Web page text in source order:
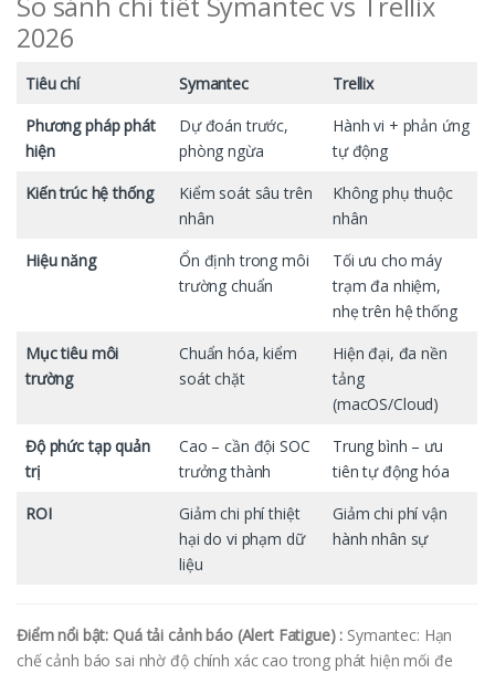
2026
Tiêu chí Symantec
Trellix
Phương pháp phát
hiện
Dự đoán trước,
phòng ngừa
Hành vi + phản ứng
tự động
Kiến trúc hệ thống
Kiểm soát sâu trên
nhân
Không phụ thuộc
nhân
Hiệu năng
Ổn định trong môi
trường chuẩn
Tối ưu cho máy
trạm đa nhiệm,
nhẹ trên hệ thống
Mục tiêu môi
trường
Chuẩn hóa, kiểm
soát chặt
Hiện đại, đa nền
tảng
(macOS/Cloud)
Độ phức tạp quản
trị
Cao – cần đội SOC
trưởng thành
Trung bình – ưu
tiên tự động hóa
ROI
Giảm chi phí thiệt
hại do vi phạm dữ
liệu
Giảm chi phí vận
hành nhân sự
Điểm nổi bật: Quá tải cảnh báo (Alert Fatigue) : Symantec: Hạn
chế cảnh báo sai nhờ độ chính xác cao trong phát hiện mối đe